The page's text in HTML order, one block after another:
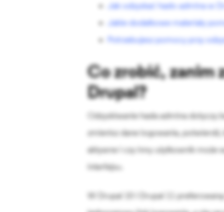
Jak odzyskać hasło admina w
Jakie dodatkowe materiały
Potrzebujesz pomocy przy
Co zrobić, zanim
Drupal?
Odzyskiwanie hasła admina
zmienisz dane logowania,
aktywne i czy inny użytkownik może
interfejsu.
W Drupal 10 i Drupal 11